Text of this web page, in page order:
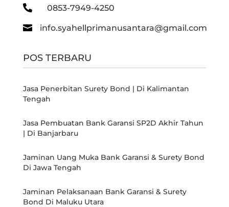
 0853-7949-4250
 info.syahellprimanusantara@gmail.com
POS TERBARU
Jasa Penerbitan Surety Bond | Di Kalimantan
Tengah
Jasa Pembuatan Bank Garansi SP2D Akhir Tahun
| Di Banjarbaru
Jaminan Uang Muka Bank Garansi & Surety Bond
Di Jawa Tengah
Jaminan Pelaksanaan Bank Garansi & Surety
Bond Di Maluku Utara